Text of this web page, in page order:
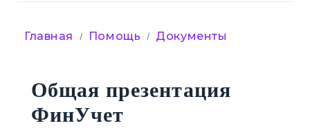
Главная Помощь Документы
Общая презентация
ФинУчет